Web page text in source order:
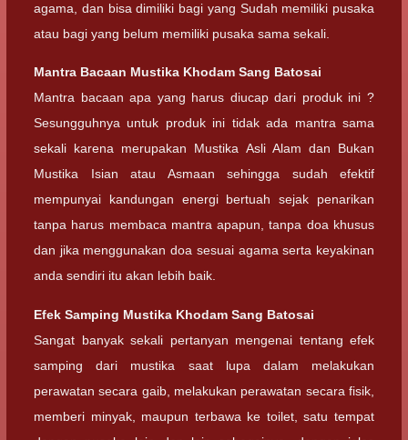
agama, dan bisa dimiliki bagi yang Sudah memiliki pusaka
atau bagi yang belum memiliki pusaka sama sekali.
Mantra Bacaan Mustika Khodam Sang Batosai
Mantra bacaan apa yang harus diucap dari produk ini ?
Sesungguhnya untuk produk ini tidak ada mantra sama
sekali karena merupakan Mustika Asli Alam dan Bukan
Mustika Isian atau Asmaan sehingga sudah efektif
mempunyai kandungan energi bertuah sejak penarikan
tanpa harus membaca mantra apapun, tanpa doa khusus
dan jika menggunakan doa sesuai agama serta keyakinan
anda sendiri itu akan lebih baik.
Efek Samping Mustika Khodam Sang Batosai
Sangat banyak sekali pertanyan mengenai tentang efek
samping dari mustika saat lupa dalam melakukan
perawatan secara gaib, melakukan perawatan secara fisik,
memberi minyak, maupun terbawa ke toilet, satu tempat